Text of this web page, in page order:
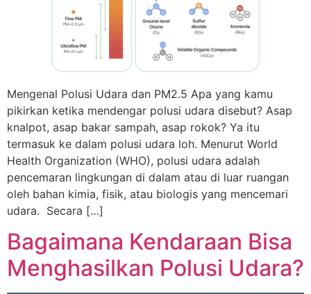
Mengenal Polusi Udara dan PM2.5 Apa yang kamu
pikirkan ketika mendengar polusi udara disebut? Asap
knalpot, asap bakar sampah, asap rokok? Ya itu
termasuk ke dalam polusi udara loh. Menurut World
Health Organization (WHO), polusi udara adalah
pencemaran lingkungan di dalam atau di luar ruangan
oleh bahan kimia, fisik, atau biologis yang mencemari
udara. Secara […]
Bagaimana Kendaraan Bisa
Menghasilkan Polusi Udara?